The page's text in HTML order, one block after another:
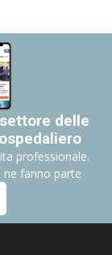
delle
professionale.
ne fanno parte